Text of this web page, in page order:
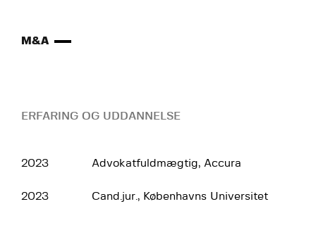
M&A
ERFARING OG UDDANNELSE
2023 Advokatfuldmægtig, Accura
2023 Cand.jur., Københavns Universitet